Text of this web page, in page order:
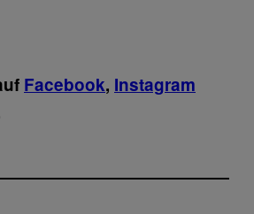
Facebook, Instagram